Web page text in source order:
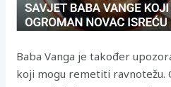
Baba Vanga je također
koji mogu remetiti ravnotežu.